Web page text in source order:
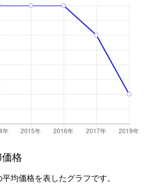
格
均価格を表したグラフです。